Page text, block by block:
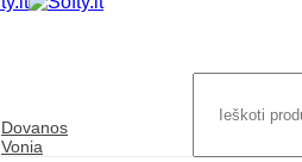
Dovanos
Vonia